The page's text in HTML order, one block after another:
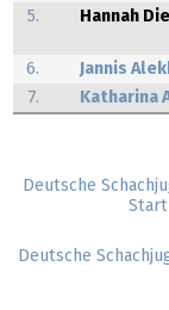
Deutsche
5.
Hannah
6.
Jannis
7.
Katharina
Deutsche